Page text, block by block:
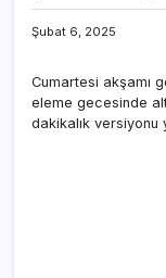
Şubat 6, 2025
Cumartesi akşamı
eleme gecesinde
dakikalık versiyonu